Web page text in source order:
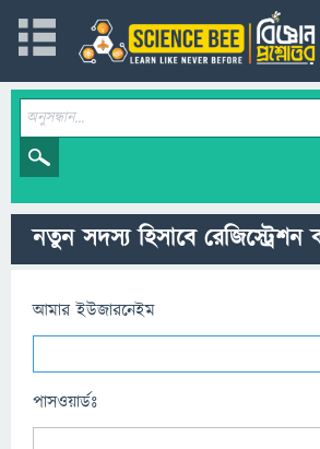
নতুন সদস্য হিসাবে
আমার ইউজারনেইম
পাসওয়ার্ডঃ